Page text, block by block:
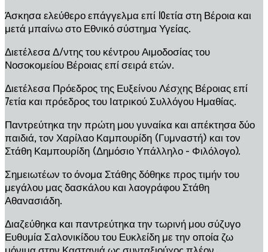
Άσκησα ελεύθερο επάγγελμα επί 10ετία στη Βέροια και
μετά μπαίνω στο Εθνικό σύστημα Υγείας.
Διετέλεσα Δ/ντης του κέντρου Αιμοδοσίας του
Νοσοκομείου Βέροιας επί σειρά ετών.
Διετέλεσα Πρόεδρος της Ευξείνου Λέσχης Βέροιας επί
7ετία και πρόεδρος του Ιατρικού Συλλόγου Ημαθίας.
Παντρεύτηκα την πρώτη μου γυναίκα και απέκτησα δύο
παιδιά, τον Χαρίλαο Καμπουρίδη (Γυμναστή) και τον
Στάθη Καμπουρίδη (Δημόσιο Υπάλληλο – Φιλόλογο).
Σημειωτέων το όνομα Στάθης δόθηκε προς τιμήν του
μεγάλου μας δασκάλου και λαογράφου Στάθη
Αθανασιάδη.
Διαζεύθηκα και παντρεύτηκα την τωρινή μου σύζυγο
Ευθυμία Σαλονικίδου του Ευκλείδη με την οποία ζω